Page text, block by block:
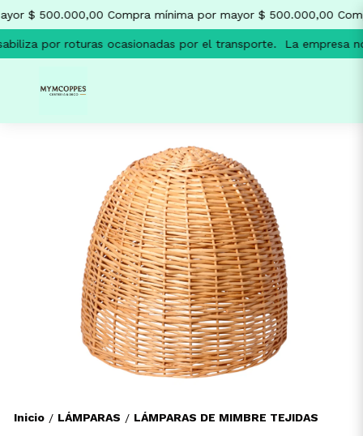
$ 500.000,00 Compra mínima por mayor $ 500.000,00
por roturas ocasionadas por el transporte. La empresa
Inicio / LÁMPARAS / LÁMPARAS DE MIMBRE TEJIDAS